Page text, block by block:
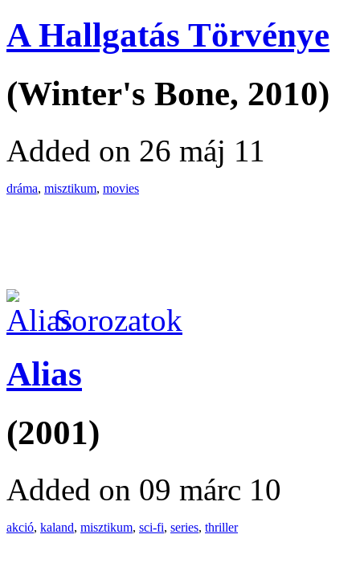
A Hallgatás Törvénye
(Winter's Bone, 2010)
Added on 26 máj 11
dráma, misztikum, movies
Sorozatok
Alias
(2001)
Added on 09 márc 10
akció, kaland, misztikum, sci-fi, series, thriller